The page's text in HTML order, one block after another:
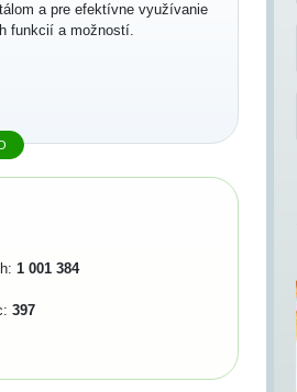
a pre efektívne využívanie
funkcií a možností.
1 001 384
397